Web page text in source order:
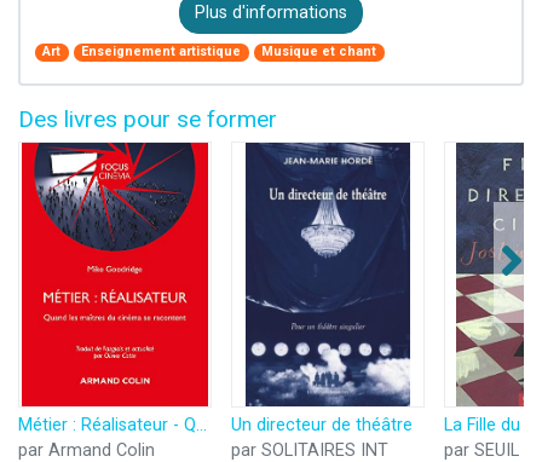
Plus d'informations
Art Enseignement artistique Musique et chant
Des livres pour se former
Métier : Réalisateur - Quand les maîtres du cinéma se racontent: Quand les maîtres du cinéma se racontent
par Armand Colin
Un directeur de théâtre
par SOLITAIRES INT
par SEUIL